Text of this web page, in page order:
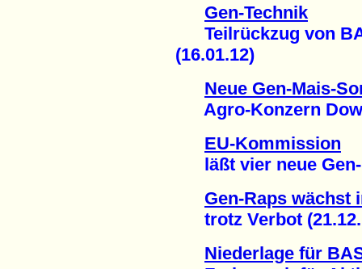
Gen-Technik
Teilrückzug von
(16.01.12)
Neue Gen-Mais-
Agro-Konzern Dow
EU-Kommission
läßt vier neue Gen-
Gen-Raps wächst
trotz Verbot
Niederlage für